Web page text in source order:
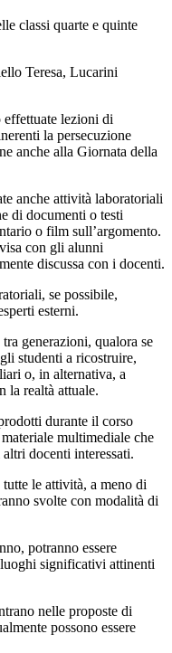
classi quarte e quinte
Teresa, Lucarini
lezioni di
la persecuzione
anche alla Giornata della
anche attività laboratoriali
di documenti o testi
o film sull’argomento.
con gli alunni
discussa con i docenti.
se possibile,
esterni.
generazioni, qualora se
studenti a ricostruire,
o, in alternativa, a
la realtà attuale.
durante il corso
multimediale che
docenti interessati.
tutte le attività, a meno di
svolte con modalità di
potranno essere
significativi attinenti
nelle proposte di
possono essere